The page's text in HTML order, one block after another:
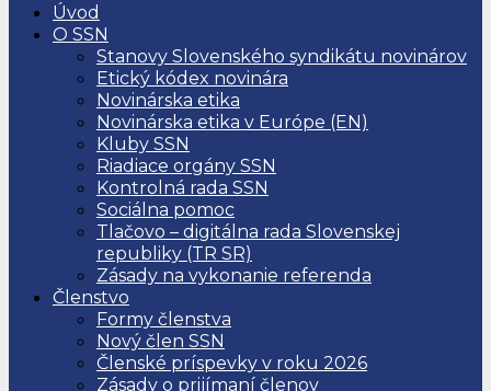
Úvod
O SSN
Stanovy Slovenského syndikátu novinárov
Etický kódex novinára
Novinárska etika
Novinárska etika v Európe (EN)
Kluby SSN
Riadiace orgány SSN
Kontrolná rada SSN
Sociálna pomoc
Tlačovo – digitálna rada Slovenskej
republiky (TR SR)
Zásady na vykonanie referenda
Členstvo
Formy členstva
Nový člen SSN
Členské príspevky v roku 2026
Zásady o prijímaní členov